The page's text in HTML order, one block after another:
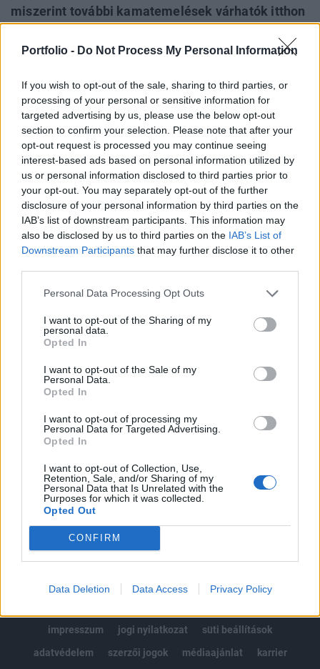
Portfolio - Do Not Process My Personal Information
If you wish to opt-out of the sale, sharing to third parties, or
processing of your personal or sensitive information for
targeted advertising by us, please use the below opt-out
section to confirm your selection. Please note that after your
opt-out request is processed you may continue seeing
interest-based ads based on personal information utilized by
us or personal information disclosed to third parties prior to
your opt-out. You may separately opt-out of the further
disclosure of your personal information by third parties on the
IAB’s list of downstream participants. This information may
also be disclosed by us to third parties on the IAB’s List of
Downstream Participants that may further disclose it to other
Personal Data Processing Opt Outs
I want to opt-out of the Sharing of my
personal data.
Opted In
I want to opt-out of the Sale of my
Personal Data.
Opted In
I want to opt-out of processing my
Personal Data for Targeted Advertising.
Opted In
I want to opt-out of Collection, Use,
Retention, Sale, and/or Sharing of my
Personal Data that Is Unrelated with the
Purposes for which it was collected.
Opted Out
CONFIRM
Data Deletion Data Access Privacy Policy
miszerint további kamatemelések várhatók itthon
Commerzank treasury sales munkatársa, aki arra
frank.
EUR/HUF (275,50 - 277,50): Az elmúlt időszak 277-280-as
sávjából ki tudott törni a forint, egy kis színt hozva a szürke
hétköznapokba, egészen 275-ig sikerült erősödnie, amire
20 napja nem volt példa. Egyfajta késői mikulásrally
kezdetének lehetünk szemtanúi a forint esetében
legalábbis, mivel a régiós társakhoz képest is felülteljesít a
hazai deviza az elmúlt 30 napot...
KEDVES OLVASÓNK!
A keresett cikk a portfolio.hu hírarchívumához
regisztrációhoz kötött.
Portfolio.hu teljes cikkarchívum
Kötéslisták: BÉT elmúlt 2 év napon belüli
MÁR ELŐFIZETŐNK VAGY?BEJELENTKEZÉS
impresszum
jogi nyilatkozat
süti beállítások
adatvédelem
szerzői jogok médiaajánlat karrier